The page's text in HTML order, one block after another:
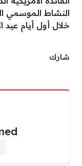
النشاط الموسمي
خلال أول أيام عيد
شارك